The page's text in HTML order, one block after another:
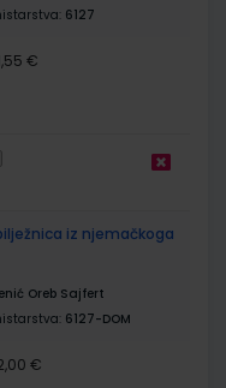
6127
€
bilježnica iz njemačkoga
Oreb Sajfert
6127-DOM
€